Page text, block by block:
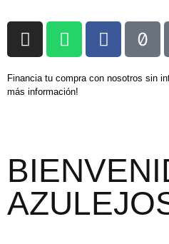
Financia tu compra con nosotros sin
más información!